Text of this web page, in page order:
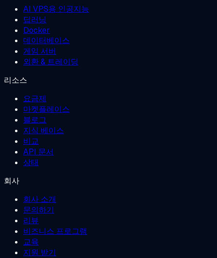
AI VPS용 인공지능
딥러닝
Docker
데이터베이스
게임 서버
외환 & 트레이딩
리소스
요금제
마켓플레이스
블로그
지식 베이스
비교
API 문서
상태
회사
회사 소개
문의하기
리뷰
비즈니스 프로그램
교육
지원 받기